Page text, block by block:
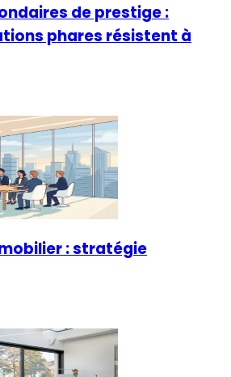
de prestige :
phares résistent à
: stratégie